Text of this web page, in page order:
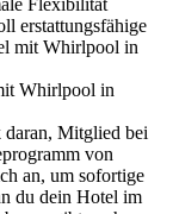
Flexibilität
erstattungsfähige
mit Whirlpool in
Whirlpool in
Mitglied bei
von
an, um sofortige
du dein Hotel im